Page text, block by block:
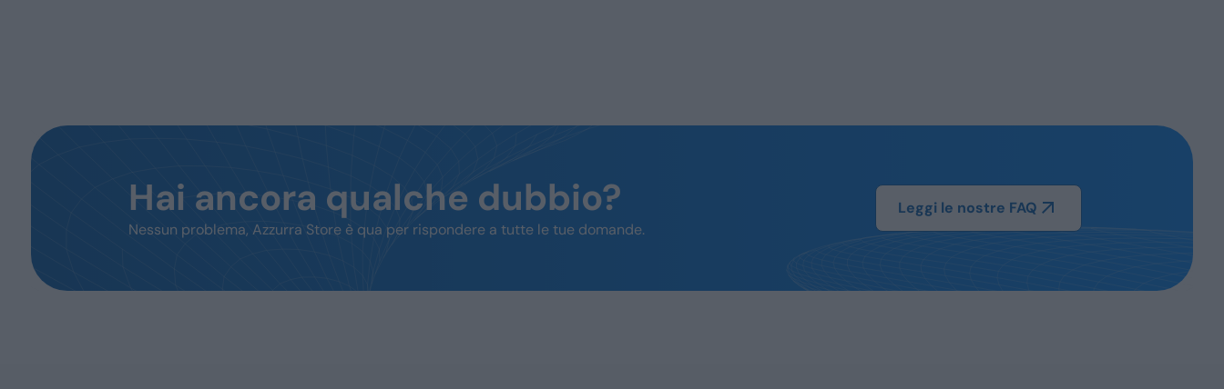
Hai ancora qualche dubbio?
Nessun problema, Azzurra Store è qua per rispondere a tutte le tue domande.
Leggi le nostre FAQ